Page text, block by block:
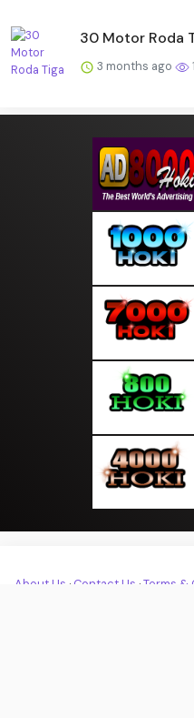
30 Motor Roda
3 months ago
About Us · Contact Us ·Terms &